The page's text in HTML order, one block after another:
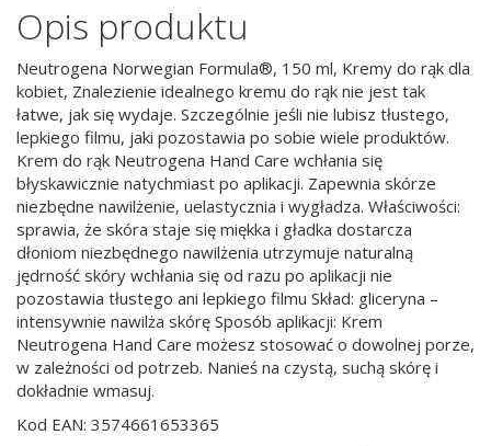
Opis produktu
Neutrogena Norwegian Formula®, 150 ml, Kremy do rąk dla
kobiet, Znalezienie idealnego kremu do rąk nie jest tak
łatwe, jak się wydaje. Szczególnie jeśli nie lubisz tłustego,
lepkiego filmu, jaki pozostawia po sobie wiele produktów.
Krem do rąk Neutrogena Hand Care wchłania się
błyskawicznie natychmiast po aplikacji. Zapewnia skórze
niezbędne nawilżenie, uelastycznia i wygładza. Właściwości:
sprawia, że skóra staje się miękka i gładka dostarcza
dłoniom niezbędnego nawilżenia utrzymuje naturalną
jędrność skóry wchłania się od razu po aplikacji nie
pozostawia tłustego ani lepkiego filmu Skład: gliceryna –
intensywnie nawilża skórę Sposób aplikacji: Krem
Neutrogena Hand Care możesz stosować o dowolnej porze,
w zależności od potrzeb. Nanieś na czystą, suchą skórę i
dokładnie wmasuj.
Kod EAN: 3574661653365